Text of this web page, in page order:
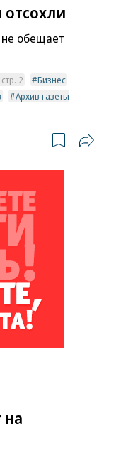
не обещает
2
Бизнес
Архив газеты
на